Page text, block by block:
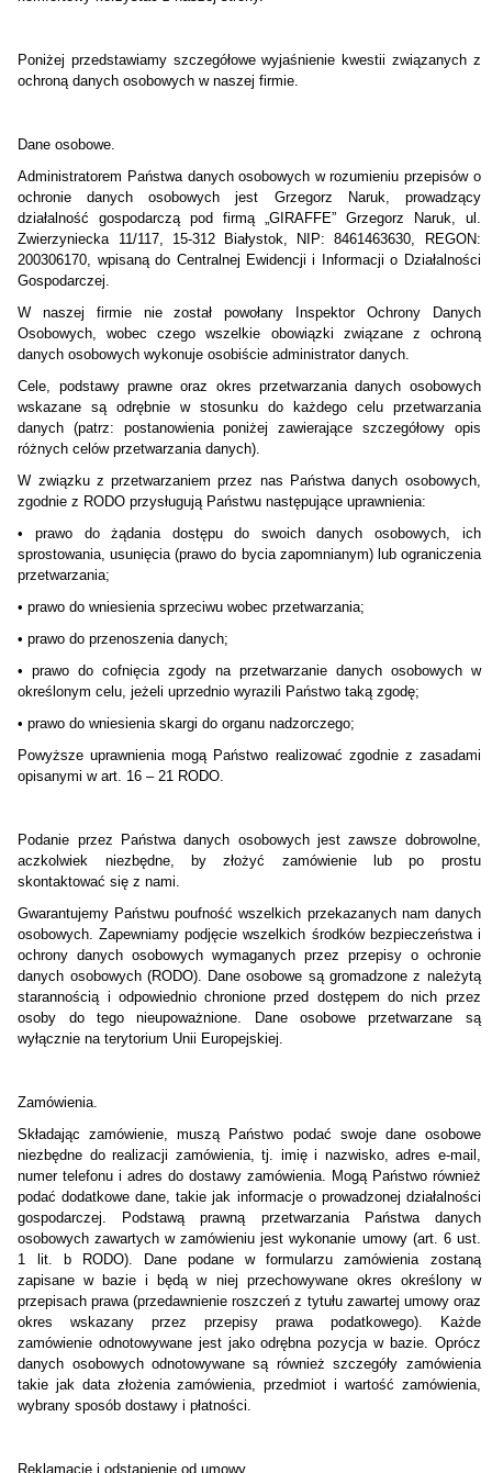
Poniżej przedstawiamy szczegółowe wyjaśnienie kwestii związanych z
ochroną danych osobowych w naszej firmie.
Dane osobowe.
Administratorem Państwa danych osobowych w rozumieniu przepisów o
ochronie danych osobowych jest Grzegorz Naruk, prowadzący
działalność gospodarczą pod firmą „GIRAFFE” Grzegorz Naruk, ul.
Zwierzyniecka 11/117, 15-312 Białystok, NIP: 8461463630, REGON:
200306170, wpisaną do Centralnej Ewidencji i Informacji o Działalności
Gospodarczej.
W naszej firmie nie został powołany Inspektor Ochrony Danych
Osobowych, wobec czego wszelkie obowiązki związane z ochroną
danych osobowych wykonuje osobiście administrator danych.
Cele, podstawy prawne oraz okres przetwarzania danych osobowych
wskazane są odrębnie w stosunku do każdego celu przetwarzania
danych (patrz: postanowienia poniżej zawierające szczegółowy opis
różnych celów przetwarzania danych).
W związku z przetwarzaniem przez nas Państwa danych osobowych,
zgodnie z RODO przysługują Państwu następujące uprawnienia:
•prawo do żądania dostępu do swoich danych osobowych, ich
sprostowania, usunięcia (prawo do bycia zapomnianym) lub ograniczenia
przetwarzania;
•prawo do wniesienia sprzeciwu wobec przetwarzania;
•prawo do przenoszenia danych;
•prawo do cofnięcia zgody na przetwarzanie danych osobowych w
określonym celu, jeżeli uprzednio wyrazili Państwo taką zgodę;
•prawo do wniesienia skargi do organu nadzorczego;
Powyższe uprawnienia mogą Państwo realizować zgodnie z zasadami
opisanymi w art. 16 – 21 RODO.
Podanie przez Państwa danych osobowych jest zawsze dobrowolne,
aczkolwiek niezbędne, by złożyć zamówienie lub po prostu
skontaktować się z nami.
Gwarantujemy Państwu poufność wszelkich przekazanych nam danych
osobowych. Zapewniamy podjęcie wszelkich środków bezpieczeństwa i
ochrony danych osobowych wymaganych przez przepisy o ochronie
danych osobowych (RODO). Dane osobowe są gromadzone z należytą
starannością i odpowiednio chronione przed dostępem do nich przez
osoby do tego nieupoważnione. Dane osobowe przetwarzane są
wyłącznie na terytorium Unii Europejskiej.
Zamówienia.
Składając zamówienie, muszą Państwo podać swoje dane osobowe
niezbędne do realizacji zamówienia, tj. imię i nazwisko, adres e-mail,
numer telefonu i adres do dostawy zamówienia. Mogą Państwo również
podać dodatkowe dane, takie jak informacje o prowadzonej działalności
gospodarczej. Podstawą prawną przetwarzania Państwa danych
osobowych zawartych w zamówieniu jest wykonanie umowy (art. 6 ust.
1 lit. b RODO). Dane podane w formularzu zamówienia zostaną
zapisane w bazie i będą w niej przechowywane okres określony w
przepisach prawa (przedawnienie roszczeń z tytułu zawartej umowy oraz
okres wskazany przez przepisy prawa podatkowego). Każde
zamówienie odnotowywane jest jako odrębna pozycja w bazie. Oprócz
danych osobowych odnotowywane są również szczegóły zamówienia
takie jak data złożenia zamówienia, przedmiot i wartość zamówienia,
wybrany sposób dostawy i płatności.
Reklamacje i odstąpienie od umowy.